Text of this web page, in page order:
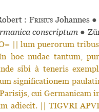
: FrisiusJohannes ●
cons­crip­tum ●
|| lum puerorum
hoc nudae tantum,
sibi à teneris
significationem
cui Germanicam
adiecit. || TIGVRI